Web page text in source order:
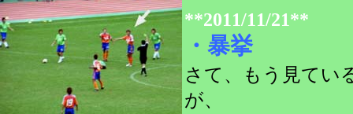
**2011/11/21**
・暴挙
さて、もう見てい
が、